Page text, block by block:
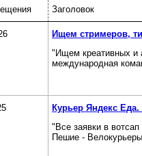
Заголовок
Ищем стримеров,
"Ищем креативных и
международная
Курьер Яндекс
"Все заявки в
Пешие -